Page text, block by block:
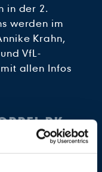
in der 2.
werden im
Krahn,
VfL-
allen Infos
PK
KYRA